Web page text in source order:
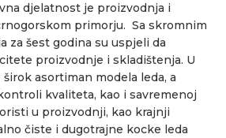
djelatnost je proizvodnja i
primorju. Sa skromnim
za šest godina su uspjeli da
proizvodnje i skladištenja. U
asortiman modela leda, a
kvaliteta, kao i savremenoj
u proizvodnji, kao krajnji
čiste i dugotrajne kocke leda